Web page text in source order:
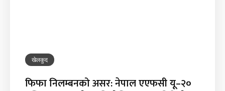
खेलकुद
फिफा निलम्बनको असर: नेपाल एएफसी यू–२०